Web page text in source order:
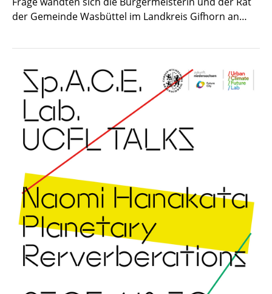
der Gemeinde Wasbüttel im Landkreis Gifhorn an…